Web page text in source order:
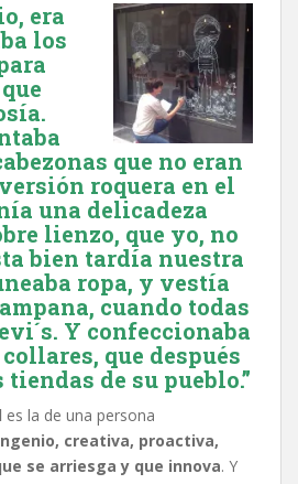
era
los
que no eran
roquera en el
una delicadeza
lienzo, que yo, no
bien tardía nuestra
ropa, y vestía
cuando todas
Y confeccionaba
que después
de su pueblo.”
es la de una persona
creativa, proactiva,
se arriesga y que innova. Y